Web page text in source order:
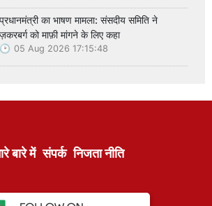
प्रधानमंत्री का भाषण मामला: संसदीय समिति ने
ज़करबर्ग को माफ़ी मांगने के लिए कहा
05 Aug 2026 17:15:48
बारे में संपर्क निजता नीति